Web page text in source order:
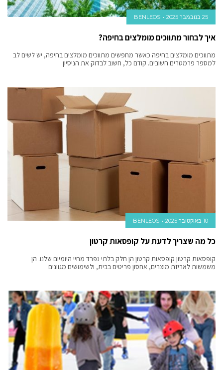
25 בנובמבר 2025 BENLEOS
איך לבחור מתווכים מומלצים בחיפה?
מתווכים מומלצים בחיפה כאשר מחפשים מתווכים מומלצים בחיפה, יש לשים לב
למספר פרמטרים חשובים. קודם כל, חשוב לבדוק את הניסיון
10 באוקטובר 2025 BENLEOS
כל מה שצריך לדעת על קופסאות קרטון
קופסאות קרטון קופסאות קרטון הן חלק בלתי נפרד מחיי היומיום שלנו. הן
משמשות לאריזת מוצרים, אחסון פריטים בבית, ולשימושים מגוונים